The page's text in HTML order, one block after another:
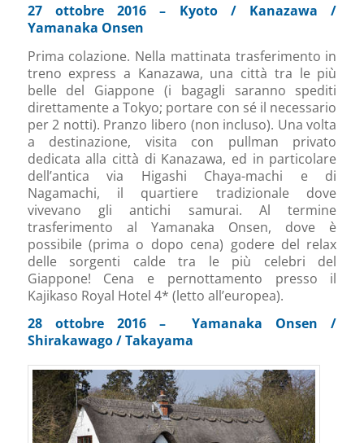
27 ottobre 2016 – Kyoto / Kanazawa /
Yamanaka Onsen
Prima colazione. Nella mattinata trasferimento in
treno express a Kanazawa, una città tra le più
belle del Giappone (i bagagli saranno spediti
direttamente a Tokyo; portare con sé il necessario
per 2 notti). Pranzo libero (non incluso). Una volta
a destinazione, visita con pullman privato
dedicata alla città di Kanazawa, ed in particolare
dell’antica via Higashi Chaya-machi e di
Nagamachi, il quartiere tradizionale dove
vivevano gli antichi samurai. Al termine
trasferimento al Yamanaka Onsen, dove è
possibile (prima o dopo cena) godere del relax
delle sorgenti calde tra le più celebri del
Giappone! Cena e pernottamento presso il
Kajikaso Royal Hotel 4* (letto all’europea).
28 ottobre 2016 – Yamanaka Onsen /
Shirakawago / Takayama